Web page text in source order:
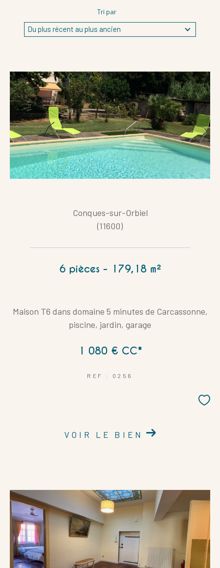
Tri par
Du plus récent au plus ancien
Conques-sur-Orbiel
(11600)
6 pièces - 179,18 m²
Maison T6 dans domaine 5 minutes de Carcassonne,
piscine, jardin, garage
1 080 € CC*
REF : 0256
VOIR LE BIEN
Référence
AFFINER LES CRITÈRES
Terrasse Parking Piscine